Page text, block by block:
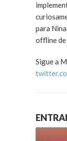
para
offline de
Sigue a